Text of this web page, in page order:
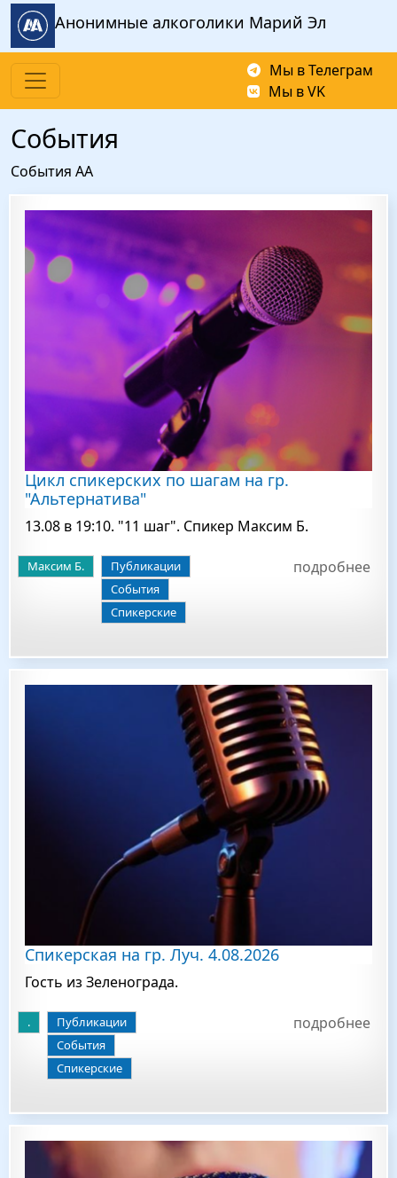
Перейти к основному содержанию
Анонимные алкоголики Марий Эл
Мы в Телеграм
Мы в VK
События
События АА
Цикл спикерских по шагам на гр.
"Альтернатива"
13.08 в 19:10. "11 шаг". Спикер Максим Б.
Максим Б.
Публикации
События
Спикерские
подробнее
Спикерская на гр. Луч. 4.08.2026
Гость из Зеленограда.
.
Публикации
События
Спикерские
подробнее